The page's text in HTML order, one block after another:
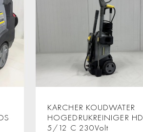
KARCHER KOUDWATER
HOGEDRUKREINIGER HD
5/12 C 230Volt